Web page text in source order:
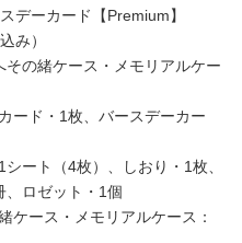
ーカード【Premium】
）
の緒ケース・メモリアルケー
枚、バースデーカー
枚）、しおり・1枚、
ット・1個
ス・メモリアルケース：